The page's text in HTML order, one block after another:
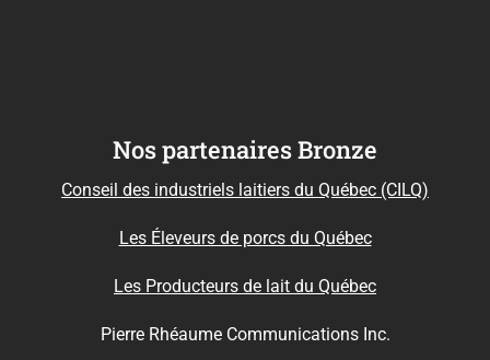
Nos partenaires Bronze
Conseil des industriels laitiers du Québec (CILQ)
Les Éleveurs de porcs du Québec
Les Producteurs de lait du Québec
Pierre Rhéaume Communications Inc.